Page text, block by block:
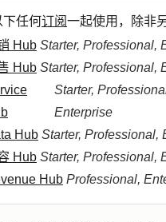
下任何订阅一起使用，除非
Hub Starter, Professional,
Hub Starter, Professional,
Starter,
Enterprise
Hub Starter, Professional,
Hub Starter, Professional,
Hub Professional,